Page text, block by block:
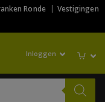
Ronde
Vestigingen
Inloggen